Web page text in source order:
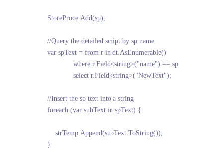
StoreProce.Add(sp);
//Query the detailed script by sp name
var spText = from r in dt.AsEnumerable()
where r.Field<string>("name") == sp
select r.Field<string>("NewText");
//Insert the sp text into a string
foreach (var subText in spText) {
strTemp.Append(subText.ToString());
}